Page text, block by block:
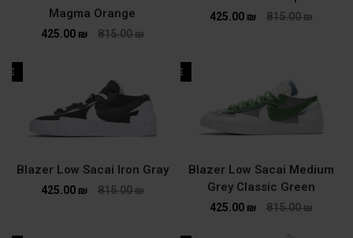
815.00₪
425.00 ₪
Magma Orange
815.00₪
425.00 ₪
SALE
Blazer Low Sacai Medium
Grey Classic Green
815.00₪
425.00 ₪
Blazer Low Sacai Iron Gray
815.00₪
425.00 ₪